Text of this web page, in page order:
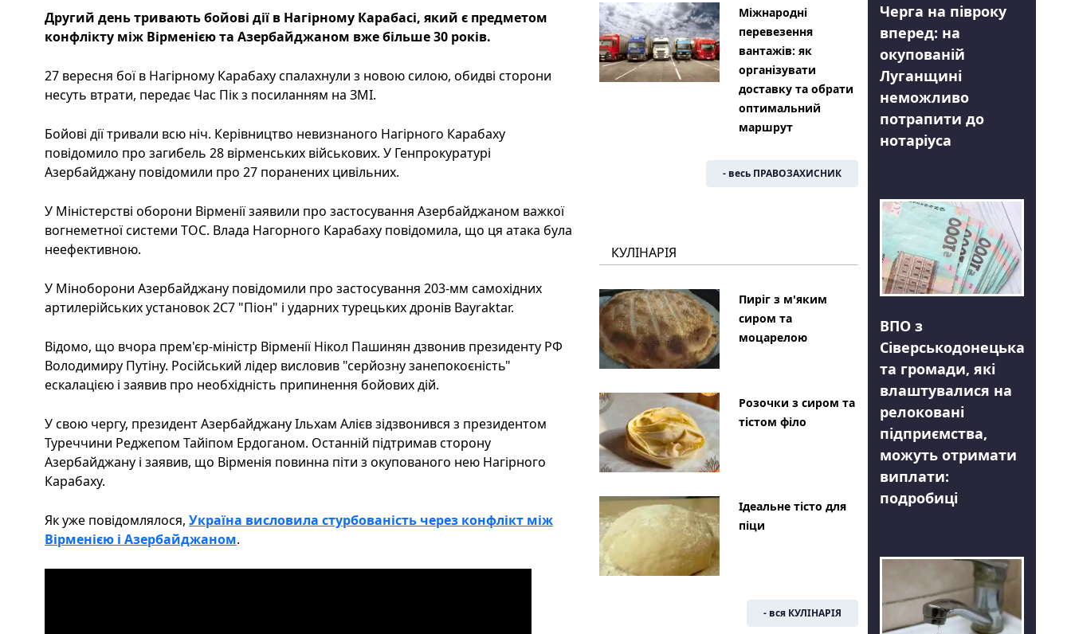
Другий день тривають бойові дії в Нагірному Карабасі, який є предметом
конфлікту між Вірменією та Азербайджаном вже більше 30 років.
27 вересня бої в Нагірному Карабаху спалахнули з новою силою, обидві сторони
несуть втрати, передає Час Пік з посиланням на ЗМІ.
Бойові дії тривали всю ніч. Керівництво невизнаного Нагірного Карабаху
повідомило про загибель 28 вірменських військових. У Генпрокуратурі
Азербайджану повідомили про 27 поранених цивільних.
У Міністерстві оборони Вірменії заявили про застосування Азербайджаном важкої
вогнеметної системи ТОС. Влада Нагорного Карабаху повідомила, що ця атака була
неефективною.
У Міноборони Азербайджану повідомили про застосування 203-мм самохідних
артилерійських установок 2С7 "Піон" і ударних турецьких дронів Bayraktar.
Відомо, що вчора прем'єр-міністр Вірменії Нікол Пашинян дзвонив президенту РФ
Володимиру Путіну. Російський лідер висловив "серйозну занепокоєність"
ескалацією і заявив про необхідність припинення бойових дій.
У свою чергу, президент Азербайджану Ільхам Алієв зідзвонився з президентом
Туреччини Реджепом Тайіпом Ердоганом. Останній підтримав сторону
Азербайджану і заявив, що Вірменія повинна піти з окупованого нею Нагірного
Карабаху.
Як уже повідомлялося, Україна висловила стурбованість через конфлікт між
Вірменією і Азербайджаном.
Міжнародні
перевезення
вантажів: як
організувати
доставку та обрати
оптимальний
маршрут
- весь ПРАВОЗАХИСНИК
КУЛІНАРІЯ
Пиріг з м'яким
сиром та
моцарелою
Розочки з сиром та
тістом філо
Ідеальне тісто для
піци
- вся КУЛІНАРІЯ
Черга на півроку
вперед: на
окупованій
Луганщині
неможливо
потрапити до
нотаріуса
ВПО з
Сіверськодонецька
та громади, які
влаштувалися на
релоковані
підприємства,
можуть отримати
виплати:
подробиці